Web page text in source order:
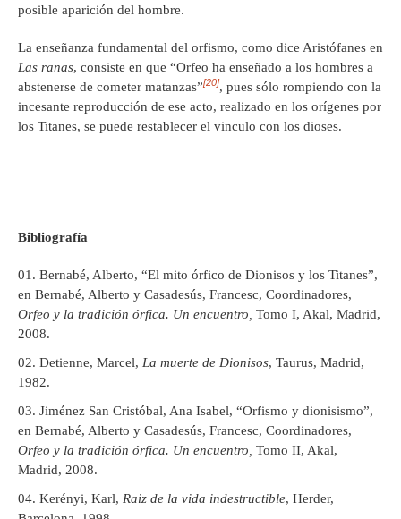
posible aparición del hombre.
La enseñanza fundamental del orfismo, como dice Aristófanes en
Las ranas, consiste en que “Orfeo ha enseñado a los hombres a
abstenerse de cometer matanzas”[20], pues sólo rompiendo con la
incesante reproducción de ese acto, realizado en los orígenes por
los Titanes, se puede restablecer el vinculo con los dioses.
Bibliografía
Bernabé, Alberto, “El mito órfico de Dionisos y los Titanes”,
en Bernabé, Alberto y Casadesús, Francesc, Coordinadores,
Orfeo y la tradición órfica. Un encuentro, Tomo I, Akal, Madrid,
2008.
Detienne, Marcel, La muerte de Dionisos, Taurus, Madrid,
1982.
Jiménez San Cristóbal, Ana Isabel, “Orfismo y dionisismo”,
en Bernabé, Alberto y Casadesús, Francesc, Coordinadores,
Orfeo y la tradición órfica. Un encuentro, Tomo II, Akal,
Madrid, 2008.
Kerényi, Karl, Raiz de la vida indestructible, Herder,